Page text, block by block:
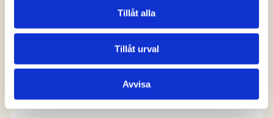
Tillåt alla
Tillåt urval
Avvisa
Hur skapar jag ett användarkonto?